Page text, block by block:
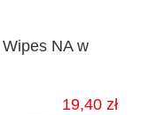
NA w
19,40 zł